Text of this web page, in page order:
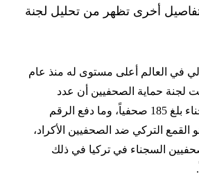
أخرى تظهر من تحليل لجنة
في العالم أعلى مستوى له منذ عام
وثّقت لجنة حماية الصحفيين أن عدد
الصحفيين السجناء بلغ 185 صحفياً، وما دفع الرقم
القمع التركي ضد الصحفيين الأكراد،
السجناء في تركيا في ذلك